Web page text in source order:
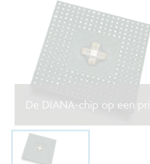
De DIANA-chip op een